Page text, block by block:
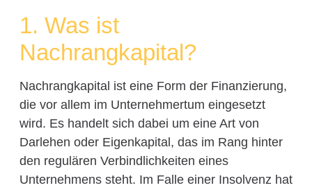
1. Was ist
Nachrangkapital?
Nachrangkapital ist eine Form der Finanzierung,
die vor allem im Unternehmertum eingesetzt
wird. Es handelt sich dabei um eine Art von
Darlehen oder Eigenkapital, das im Rang hinter
den regulären Verbindlichkeiten eines
Unternehmens steht. Im Falle einer Insolvenz hat